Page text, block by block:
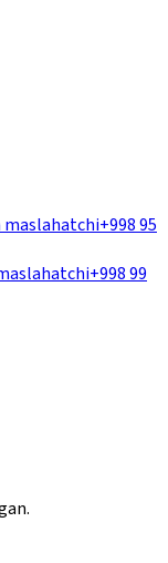
maslahatchi+998 95
+998 99
.